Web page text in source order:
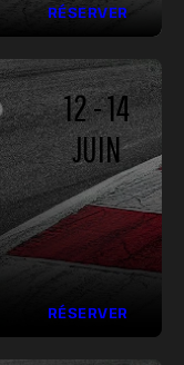
RÉSERVER
12 - 14
JUIN
RÉSERVER